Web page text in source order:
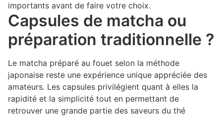
importants avant de faire votre choix.
Capsules de matcha ou
préparation traditionnelle ?
Le matcha préparé au fouet selon la méthode
japonaise reste une expérience unique appréciée des
amateurs. Les capsules privilégient quant à elles la
rapidité et la simplicité tout en permettant de
retrouver une grande partie des saveurs du thé